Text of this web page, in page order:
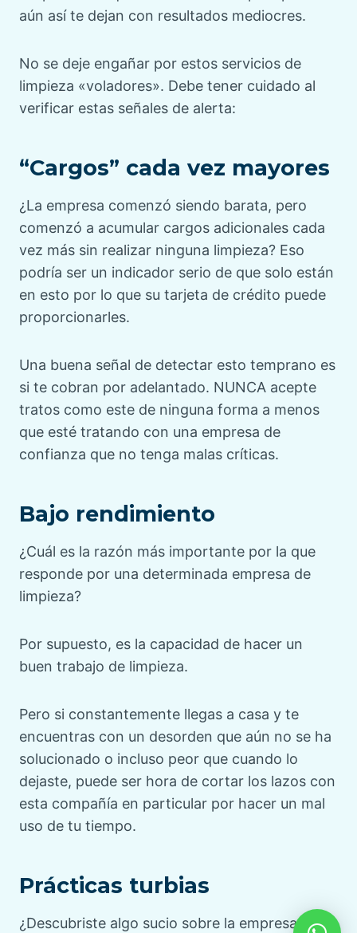
aún así te dejan con resultados mediocres.
No se deje engañar por estos servicios de
limpieza «voladores». Debe tener cuidado al
verificar estas señales de alerta:
“Cargos” cada vez mayores
¿La empresa comenzó siendo barata, pero
comenzó a acumular cargos adicionales cada
vez más sin realizar ninguna limpieza? Eso
podría ser un indicador serio de que solo están
en esto por lo que su tarjeta de crédito puede
proporcionarles.
Una buena señal de detectar esto temprano es
si te cobran por adelantado. NUNCA acepte
tratos como este de ninguna forma a menos
que esté tratando con una empresa de
confianza que no tenga malas críticas.
Bajo rendimiento
¿Cuál es la razón más importante por la que
responde por una determinada empresa de
limpieza?
Por supuesto, es la capacidad de hacer un
buen trabajo de limpieza.
Pero si constantemente llegas a casa y te
encuentras con un desorden que aún no se ha
solucionado o incluso peor que cuando lo
dejaste, puede ser hora de cortar los lazos con
esta compañía en particular por hacer un mal
uso de tu tiempo.
Prácticas turbias
¿Descubriste algo sucio sobre la empresa y